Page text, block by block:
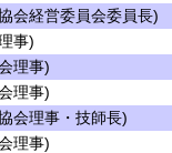
会経営委員会委員長)
事)
理事)
理事)
会理事・技師長)
理事)